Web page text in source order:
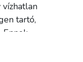
tartó,
Ennek
a gyenge
is.